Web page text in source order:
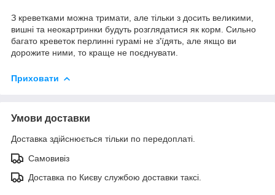
З креветками можна тримати, але тільки з досить великими,
вишні та неокартринки будуть розглядатися як корм. Сильно
багато креветок перлинні гурамі не з'їдять, але якщо ви
дорожите ними, то краще не поєднувати.
Приховати
Умови доставки
Доставка здійснюється тільки по передоплаті.
Самовивіз
Доставка по Києву службою доставки таксі.